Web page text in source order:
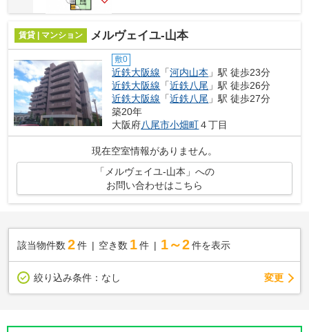
賃貸 | マンション メルヴェイユ-山本
敷0
近鉄大阪線 「河内山本 」駅 徒歩23分
近鉄大阪線 「近鉄八尾 」駅 徒歩26分
近鉄大阪線 「近鉄八尾 」駅 徒歩27分
築20年
大阪府八尾市小畑町４丁目
現在空室情報がありません。
「メルヴェイユ-山本」への
お問い合わせはこちら
該当物件数 2件 空き数 1 件 1～2 件を表示
絞り込み条件： なし 変更